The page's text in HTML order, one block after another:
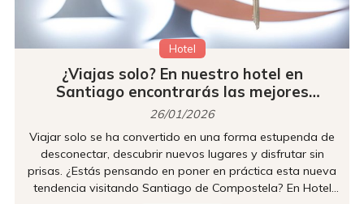
¿Viajas solo? En nuestro hotel en
Santiago encontrarás las mejores
oportunidades
26/01/2026
Hotel
Viajar solo se ha convertido en una forma estupenda de
desconectar, descubrir nuevos lugares y disfrutar sin
prisas. ¿Estás pensando en poner en práctica esta nueva
tendencia visitando Santiago de Compostela? En Hotel